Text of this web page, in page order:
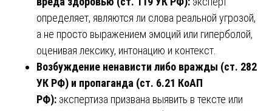
определяет, являются ли слова реальной угрозой,
а не просто выражением эмоций или гиперболой,
оценивая лексику, интонацию и контекст.
Возбуждение ненависти либо вражды (ст. 282
УК РФ) и пропаганда (ст. 6.21 КоАП
РФ): экспертиза призвана выявить в тексте или